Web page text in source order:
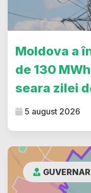
Moldova a
de 130
seara zilei
5 august 2026